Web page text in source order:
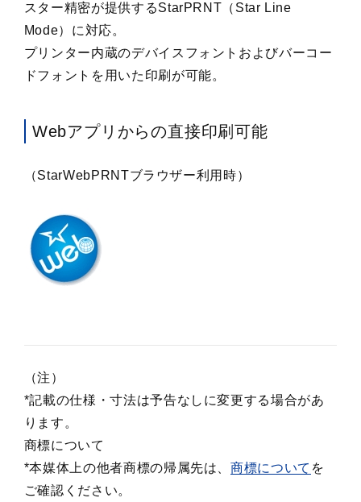
スター精密が提供するStarPRNT（Star Line
Mode）に対応。
プリンター内蔵のデバイスフォントおよびバーコー
ドフォントを用いた印刷が可能。
Webアプリからの直接印刷可能
（StarWebPRNTブラウザー利用時）
（注）
*記載の仕様・寸法は予告なしに変更する場合があ
ります。
商標について
*本媒体上の他者商標の帰属先は、商標について を
ご確認ください。